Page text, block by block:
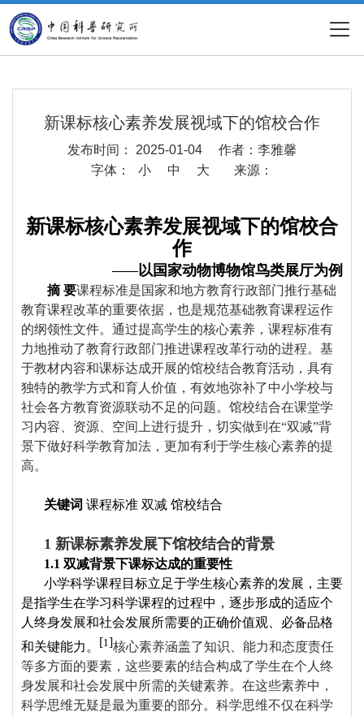
新课标核心素养发展视域下的馆校合作
发布时间： 2025-01-04
作者：李雅馨
字体：
小 中 大 来源：
新课标核心素养发展视域下的馆校合
作
——以国家动物博物馆鸟类展厅为例
摘 要课程标准是国家和地方教育行政部门推行基础
教育课程改革的重要依据，也是规范基础教育课程运作
的纲领性文件。通过提高学生的核心素养，课程标准有
力地推动了教育行政部门推进课程改革行动的进程。基
于教材内容和课标达成开展的馆校结合教育活动，具有
独特的教学方式和育人价值，有效地弥补了中小学校与
社会各方教育资源联动不足的问题。馆校结合在课堂学
习内容、资源、空间上进行提升，切实做到在“双减”背
景下做好科学教育加法，更加有利于学生核心素养的提
高。
关键词 课程标准 双减 馆校结合
1 新课标素养发展下馆校结合的背景
1.1 双减背景下课标达成的重要性
小学科学课程目标立足于学生核心素养的发展，主要
是指学生在学习科学课程的过程中，逐步形成的适应个
人终身发展和社会发展所需要的正确价值观、必备品格
和关键能力。 [1 ]核心素养涵盖了知识、能力和态度责任
等多方面的要素，这些要素的结合构成了学生在个人终
身发展和社会发展中所需的关键素养。在这些素养中，
科学思维无疑是最为重要的部分。科学思维不仅在科学